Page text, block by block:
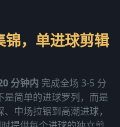
，单进球剪辑
分钟内 完成全场 3-5 分
是简单的进球罗列，而是
中场拉锯到高潮进球，